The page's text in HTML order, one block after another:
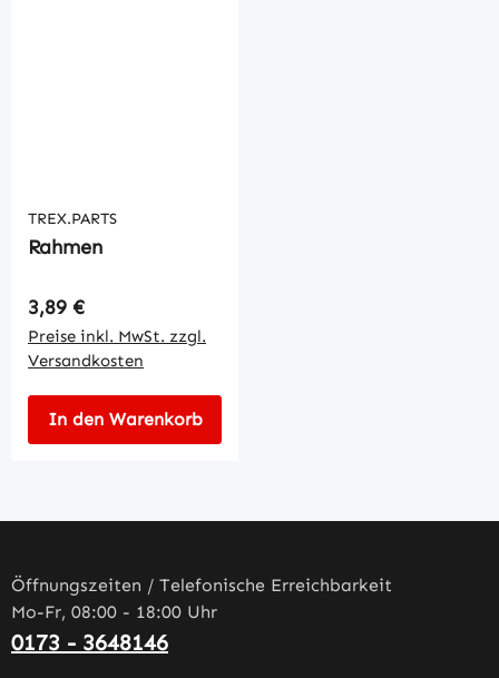
TREX.PARTS
Rahmen
Regulärer Preis:
3,89 €
Preise inkl. MwSt. zzgl.
Versandkosten
In den Warenkorb
Öffnungszeiten / Telefonische Erreichbarkeit
Mo-Fr, 08:00 - 18:00 Uhr
0173 - 3648146